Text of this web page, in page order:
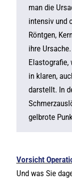
man die
intensiv und
Röntgen,
ihre
Elastografie,
in klaren,
darstellt. In
gelbrote
Vorsicht
Und was Sie